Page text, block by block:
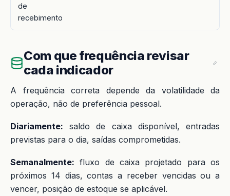
de
recebimento
Com que frequência revisar
cada indicador
A frequência correta depende da volatilidade da
operação, não de preferência pessoal.
Diariamente: saldo de caixa disponível, entradas
previstas para o dia, saídas comprometidas.
Semanalmente: fluxo de caixa projetado para os
próximos 14 dias, contas a receber vencidas ou a
vencer, posição de estoque se aplicável.